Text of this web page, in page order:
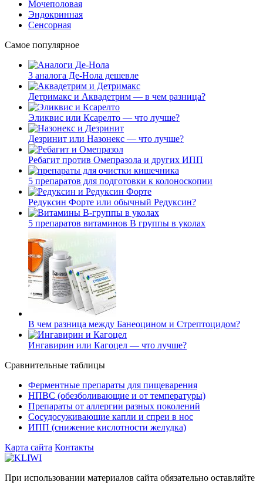
Мочеполовая
Эндокринная
Сенсорная
Самое популярное
3 аналога Де-Нола дешевле
Детримакс и Аквадетрим — в чем разница?
Эликвис или Ксарелто — что лучше?
Дезринит или Назонекс — что лучше?
Ребагит против Омепразола и других ИПП
5 препаратов для подготовки к колоноскопии
Редуксин Форте или обычный Редуксин?
5 препаратов витаминов В группы в уколах
В чем разница между Банеоцином и Стрептоцидом?
Ингавирин или Кагоцел — что лучше?
Сравнительные таблицы
Ферментные препараты для пищеварения
НПВС (обезболивающие и от температуры)
Препараты от аллергии разных поколений
Сосудосуживающие капли и спреи в нос
ИПП (снижение кислотности желудка)
Карта сайта Контакты
При использовании материалов сайта обязательно оставляйте